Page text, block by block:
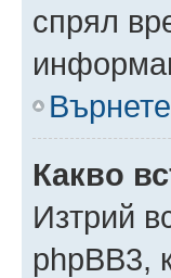
спрял
Какво
Изтрий
phpBB3,